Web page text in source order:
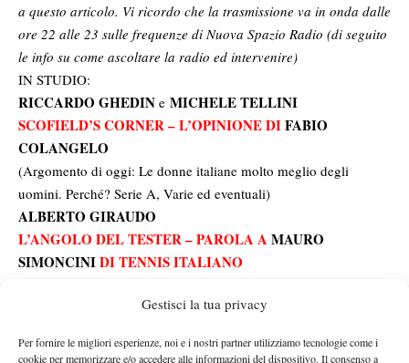
Gestisci la tua privacy
Per fornire le migliori esperienze, noi e i nostri partner utilizziamo tecnologie come i
cookie per memorizzare e/o accedere alle informazioni del dispositivo. Il consenso a
a questo articolo. Vi ricordo che la trasmissione va in onda dalle
ore 22 alle 23 sulle frequenze di Nuova Spazio Radio (di seguito
le info su come ascoltare la radio ed intervenire)
IN STUDIO:
RICCARDO GHEDIN e MICHELE TELLINI
SCOFIELD’S CORNER– L’OPINIONE DIFABIO
COLANGELO
(Argomento di oggi: Le donne italiane molto meglio degli
uomini. Perché? Serie A, Varie ed eventuali)
ALBERTO GIRAUDO
L’ANGOLO DEL TESTER – PAROLA AMAURO
SIMONCINIDITENNIS ITALIANO
IL PUNTO ITF – I NUMERI DILUCA BRANCHER